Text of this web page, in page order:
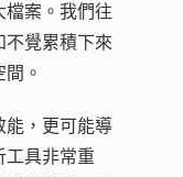
檔案。我們往
不覺累積下來
。
能，更可能導
工具非常重